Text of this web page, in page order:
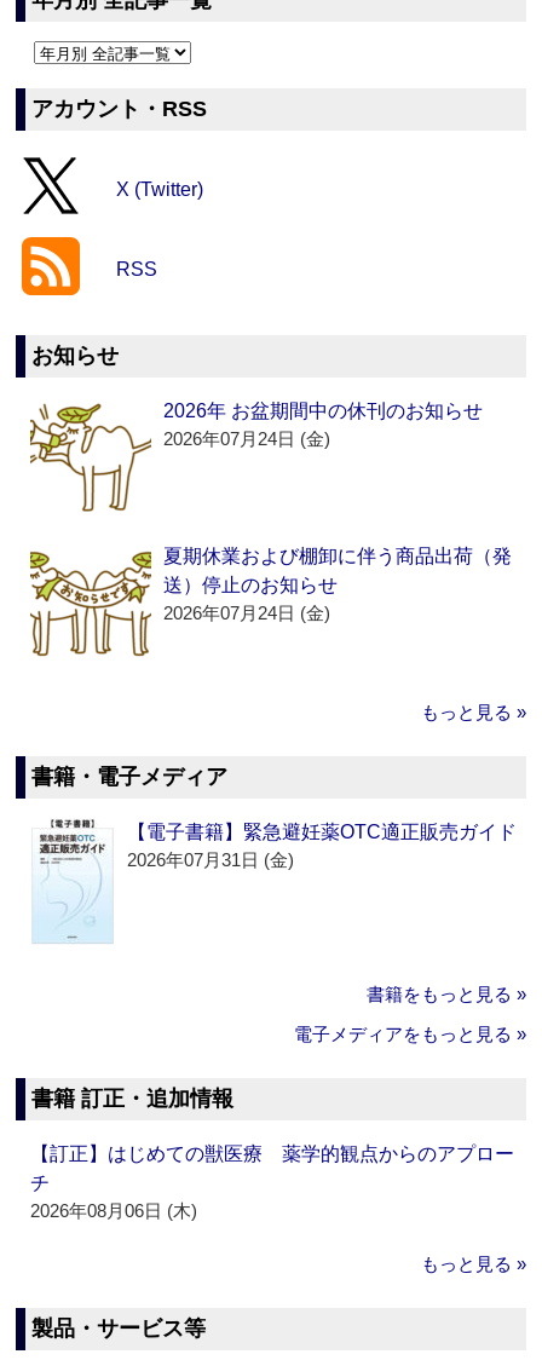
アカウント・RSS
X (Twitter)
RSS
お知らせ
2026年 お盆期間中の休刊のお知らせ
2026年07月24日 (金)
夏期休業および棚卸に伴う商品出荷（発
送）停止のお知らせ
2026年07月24日 (金)
もっと見る »
書籍・電子メディア
【電子書籍】緊急避妊薬OTC適正販売ガイド
2026年07月31日 (金)
書籍をもっと見る »
電子メディアをもっと見る »
書籍 訂正・追加情報
【訂正】はじめての獣医療 薬学的観点からのアプロー
チ
2026年08月06日 (木)
もっと見る »
製品・サービス等